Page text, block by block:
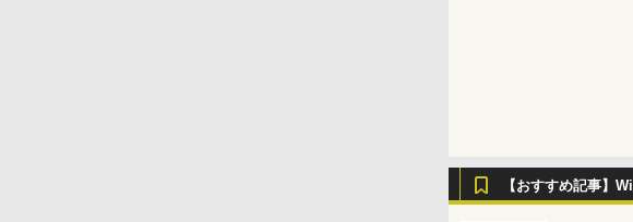
【おすすめ記事】